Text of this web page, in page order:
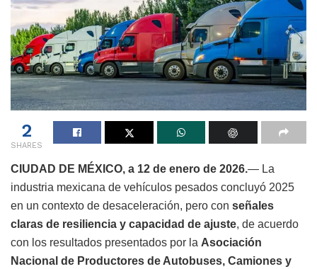
2
SHARES
CIUDAD DE MÉXICO, a 12 de enero de 2026.— La
industria mexicana de vehículos pesados concluyó 2025
en un contexto de desaceleración, pero con señales
claras de resiliencia y capacidad de ajuste, de acuerdo
con los resultados presentados por la Asociación
Nacional de Productores de Autobuses, Camiones y